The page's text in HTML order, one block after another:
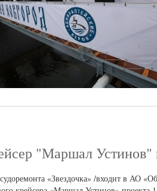
"Маршал
«Звездочка» /входит в АО